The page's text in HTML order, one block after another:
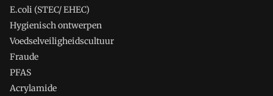
E.coli (STEC/ EHEC)
Hygienisch ontwerpen
Voedselveiligheidscultuur
Fraude
PFAS
Acrylamide